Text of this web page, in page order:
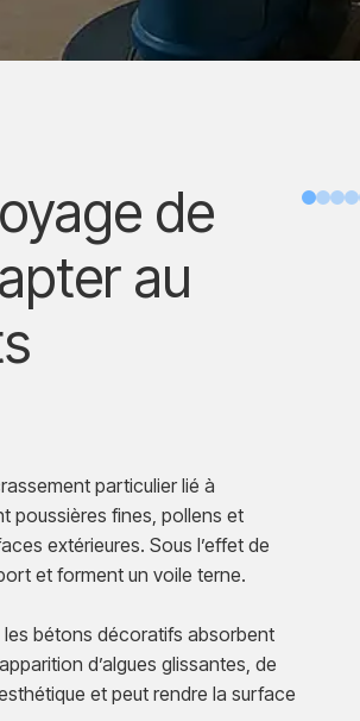
Avant
de
au
particulier lié à
poussières fines, pollens et
extérieures. Sous l’effet de
et forment un voile terne.
les bétons décoratifs absorbent
d’algues glissantes, de
et peut rendre la surface